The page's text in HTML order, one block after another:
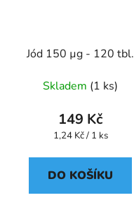
Jód 150 µg - 120 tbl.
Skladem (1 ks)
149 Kč
Měrná
1,24 Kč / 1 ks
DO KOŠÍKU